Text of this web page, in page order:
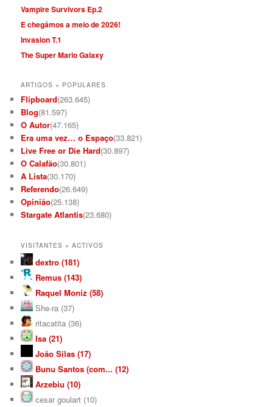
Vampire Survivors Ep.2
E chegámos a meio de 2026!
Invasion T.1
The Super Mario Galaxy
ARTIGOS + POPULARES
Flipboard(263.645)
Blog(81.597)
O Autor(47.165)
Era uma vez… o Espaço(33.821)
Live Free or Die Hard(30.897)
O Calafão(30.801)
A Lista(30.170)
Referendo(26.649)
Opinião(25.138)
Stargate Atlantis(23.680)
VISITANTES + ACTIVOS
dextro (181)
Remus (143)
Raquel Moniz (58)
She-ra (37)
ritacatita (36)
Isa (21)
João Silas (17)
Bunu Santos (com... (12)
Arzebiu (10)
cesar goulart (10)